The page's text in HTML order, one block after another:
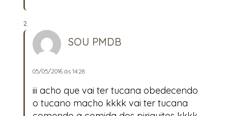
SOU PMDB
05/05/2016 às 14:28
iii acho que vai ter tucana obedecendo
o tucano macho kkkk vai ter tucana